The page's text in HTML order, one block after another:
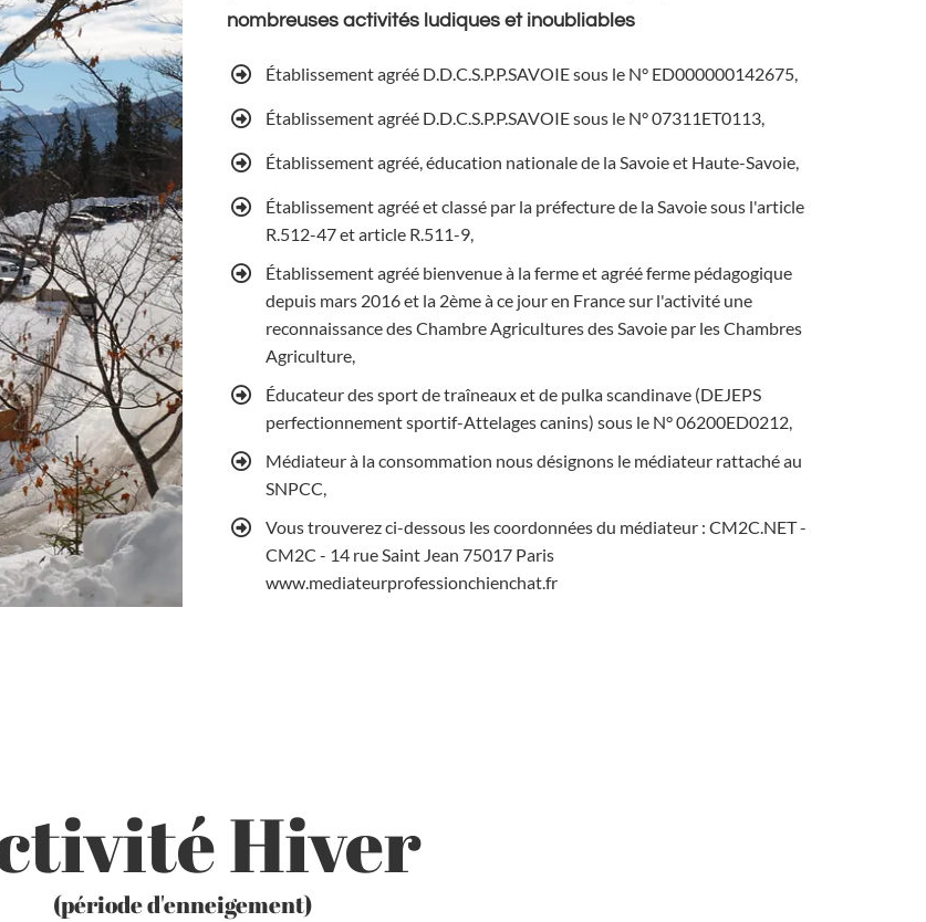
nombreuses activités ludiques et inoubliables
Établissement agréé D.D.C.S.P.P.SAVOIE sous le N° ED000000142675,
Établissement agréé D.D.C.S.P.P.SAVOIE sous le N° 07311ET0113,
Établissement agréé, éducation nationale de la Savoie et Haute-Savoie,
Établissement agréé et classé par la préfecture de la Savoie sous l'article
R.512-47 et article R.511-9,
Établissement agréé bienvenue à la ferme et agréé ferme pédagogique
depuis mars 2016 et la 2ème à ce jour en France sur l'activité une
reconnaissance des Chambre Agricultures des Savoie par les Chambres
Agriculture,
Éducateur des sport de traîneaux et de pulka scandinave (DEJEPS
perfectionnement sportif-Attelages canins) sous le N° 06200ED0212,
Médiateur à la consommation nous désignons le médiateur rattaché au
SNPCC,
Vous trouverez ci-dessous les coordonnées du médiateur : CM2C.NET -
CM2C - 14 rue Saint Jean 75017 Paris
www.mediateurprofessionchienchat.fr
Hiver
(période d'enneigement)